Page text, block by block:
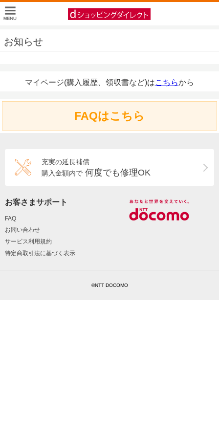
お知らせ
マイページ(購入履歴、領収書など)はこちらから
FAQはこちら
充実の延長補償
購入金額内で 何度でも修理OK
お客さまサポート
FAQ
お問い合わせ
サービス利用規約
特定商取引法に基づく表示
©NTT DOCOMO